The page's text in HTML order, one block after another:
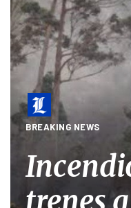
BREAKING NEWS